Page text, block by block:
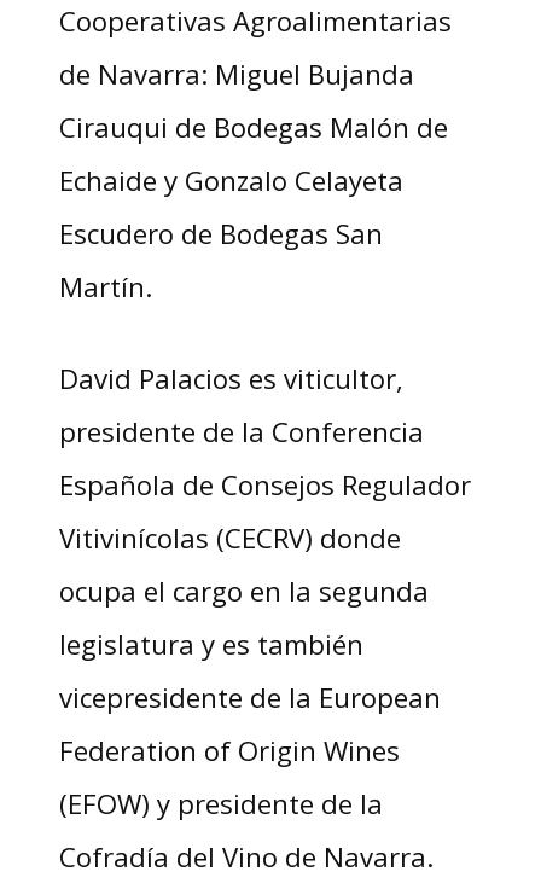
Cooperativas Agroalimentarias
de Navarra: Miguel Bujanda
Cirauqui de Bodegas Malón de
Echaide y Gonzalo Celayeta
Escudero de Bodegas San
Martín.
David Palacios es viticultor,
presidente de la Conferencia
Española de Consejos Regulador
Vitivinícolas (CECRV) donde
ocupa el cargo en la segunda
legislatura y es también
vicepresidente de la European
Federation of Origin Wines
(EFOW) y presidente de la
Cofradía del Vino de Navarra.